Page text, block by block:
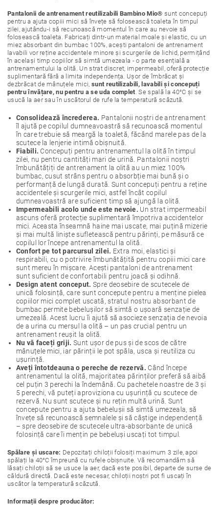
Pantalonii de antrenament reutilizabili Bambino Mio® sunt concepuți
pentru a ajuta copiii mici să învețe să folosească toaleta în timpul
zilei, ajutându-i să recunoască momentul în care au nevoie să
folosească toaleta. Fabricați dintr-un material moale și elastic, cu un
miez absorbant din bumbac 100%, acești pantaloni de antrenament
lavabili vor reține accidentele minore și scurgerile de lichid, permițând
în același timp copiilor să simtă umezeala - o parte esențială a
antrenamentului la olită. Un strat discret, impermeabil, oferă protecție
suplimentară fără a limita independența. Ușor de îmbrăcat și
dezbrăcat de mânuțele mici, sunt reutilizabili, lavabili și concepuți
pentru învățare, nu pentru a se uda complet. Se spală la 40°C și se
usucă la aer sau în uscătorul de rufe la temperatură scăzută.
Consolidează încrederea. Pantalonii noștri de antrenament
îl ajută pe copilul dumneavoastră să recunoască momentul
în care trebuie să meargă la toaletă, făcând marele pas de la
scutece la lenjerie intimă obișnuită.
Fiabili. Concepuți pentru antrenamentul la olită în timpul
zilei, nu pentru cantități mari de urină. Pantalonii noștri
îmbunătățiți de antrenament la olită au un miez 100%
bumbac, cusut strâns pentru o absorbție mai bună și o
performanță de lungă durată. Sunt concepuți pentru a reține
accidentele și scurgerile mici, astfel încât copilul
dumneavoastră are suficient timp să ajungă la olită.
Impermeabili acolo unde este nevoie. Un strat impermeabil
ascuns oferă protecție suplimentară împotriva accidentelor
mici. Aceasta înseamnă haine mai uscate, mai puțină mizerie
și mai multă liniște sufletească pentru părinți, pe măsură ce
copilul lor începe antrenamentul la olită.
Confort pe tot parcursul zilei. Extra moi, elastici și
respirabili, cu o potrivire îmbunătățită pentru copiii mici care
sunt mereu în mișcare. Acești pantaloni de antrenament
sunt suficient de confortabili pentru joacă și odihnă.
Design atent conceput. Spre deosebire de scutecele de
unică folosință, care sunt concepute pentru a menține pielea
copiilor mici complet uscată, stratul nostru absorbant de
bumbac permite bebelușilor să simtă o ușoară senzație de
umezeală. Acest lucru îi ajută să asocieze senzația de nevoia
de a urina cu mersul la olită – un pas crucial pentru un
antrenament reușit la olită.
Nu vă faceți griji. Sunt ușor de pus și de scos de către
mânuțele mici, iar părinții le pot spăla, usca și reutiliza cu
ușurință.
Aveți întotdeauna o pereche de rezervă. Când începe
antrenamentul la olită, majoritatea părinților preferă să aibă
cel puțin 3 perechi la îndemână. Cu pachetele noastre de 3 și
5 perechi, vă puteți aproviziona cu ușurință cu scutece de
rezervă. Nu sunt scutece și nu rețin multă urină. Sunt
concepute pentru a ajuta bebelușii să simtă umezeala, să
învețe să recunoască semnalele și să câștige independență
– spre deosebire de scutecele ultra-absorbante de unică
folosință care îi mențin pe bebeluși uscați tot timpul.
Spălare și uscare: Depozitați chiloții folosiți maximum 3 zile, apoi
spălați la 40°C împreună cu rufele obișnuite. Vă recomandăm să
lăsați chiloții să se usuce la aer, dacă este posibil, departe de surse de
căldură directă. Dacă este necesar, chiloții noștri pot fi uscați în
uscător la temperatură scăzută.
Informații despre producător: